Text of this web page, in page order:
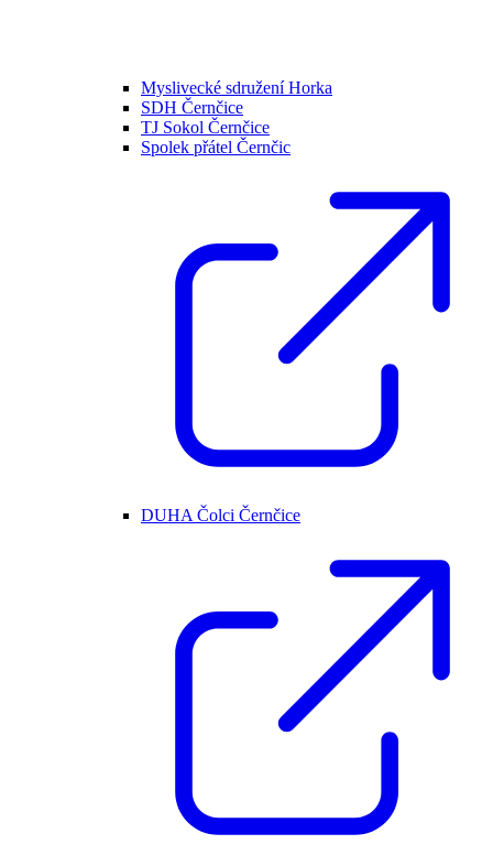
Myslivecké sdružení Horka
SDH Černčice
TJ Sokol Černčice
Spolek přátel Černčic
DUHA Čolci Černčice